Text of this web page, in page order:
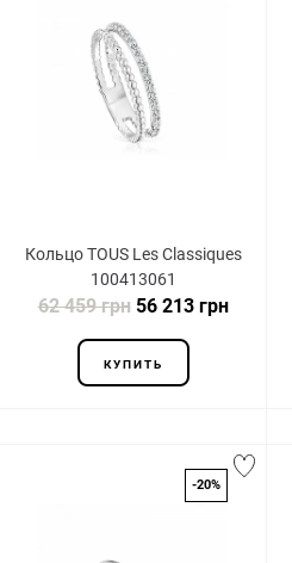
Кольцо TOUS Les Classiques
100413061
62 459 грн56 213 грн
КУПИТЬ
-20%